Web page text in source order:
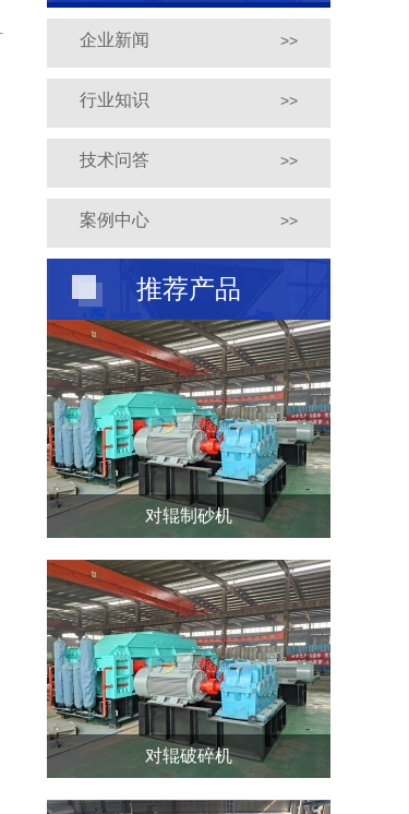
企业新闻 >>
行业知识 >>
技术问答 >>
案例中心 >>
推荐产品
对辊制砂机
对辊破碎机